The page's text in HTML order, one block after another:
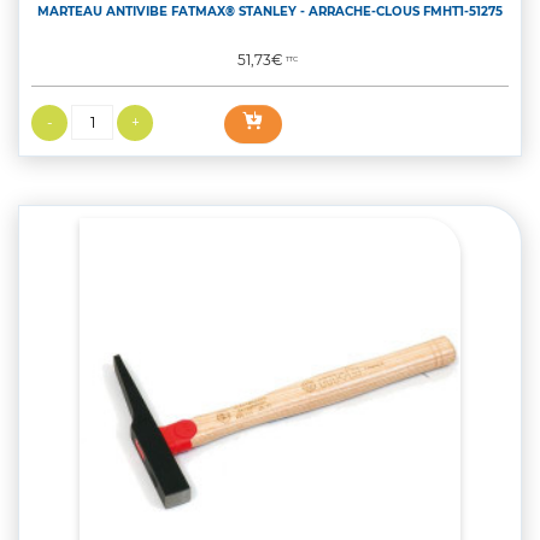
MARTEAU ANTIVIBE FATMAX® STANLEY - ARRACHE-CLOUS FMHT1-51275
Prix
51,73€TTC